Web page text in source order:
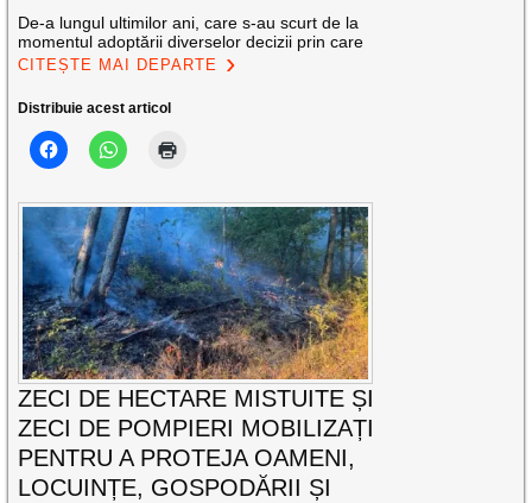
De-a lungul ultimilor ani, care s-au scurt de la
momentul adoptării diverselor decizii prin care
CITEȘTE MAI DEPARTE
Distribuie acest articol
ZECI DE HECTARE MISTUITE ȘI
ZECI DE POMPIERI MOBILIZAȚI
PENTRU A PROTEJA OAMENI,
LOCUINȚE, GOSPODĂRII ȘI